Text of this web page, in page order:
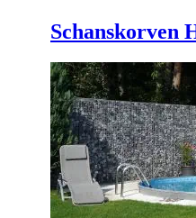
Schanskorven